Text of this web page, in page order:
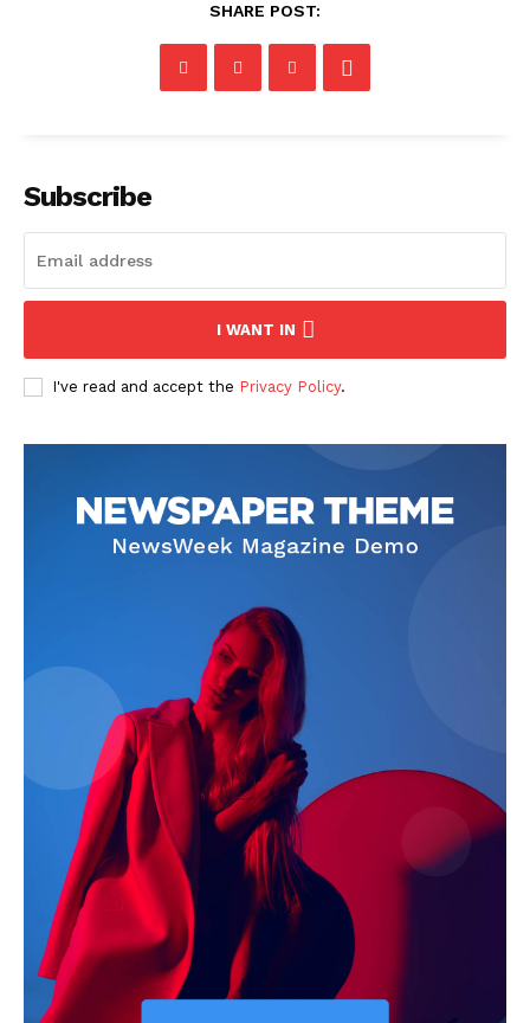
SHARE POST:
Subscribe
I WANT IN
I've read and accept the Privacy Policy.